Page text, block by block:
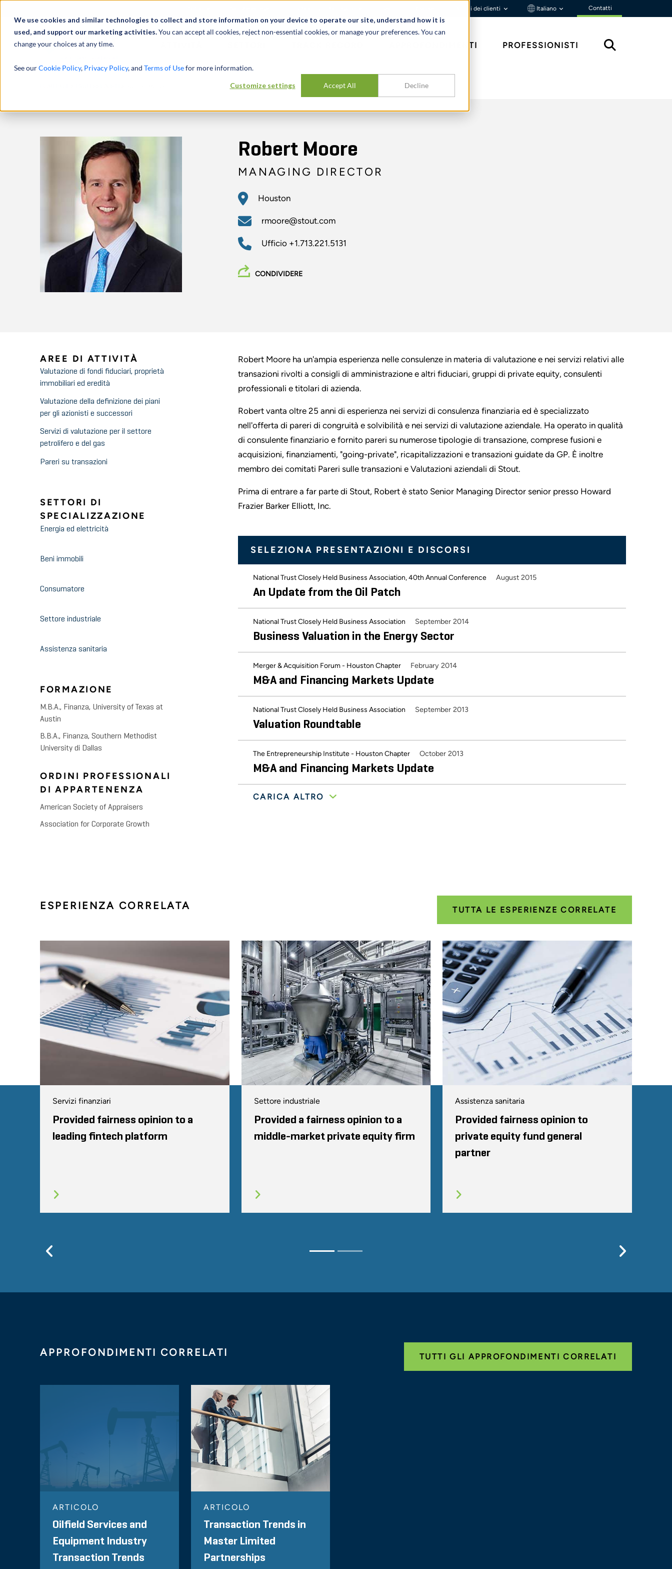
We use cookies and similar technologies to collect and store information on your device to operate our site, understand how it is
used, and support our marketing activities.You can accept all cookies, reject non-essential cookies, or manage your preferences. You can
change your choices at any time.
See ourCookie Policy, Privacy Policy, and Terms of Usefor more information.
Customize settings Accept All Decline
Portali dei clienti Italiano Contatti
APPROFONDIMENTI PROFESSIONISTI
Robert Moore
MANAGING DIRECTOR
Houston
rmoore@stout.com
Ufficio +1.713.221.5131
CONDIVIDERE
Robert Moore ha un'ampia esperienza nelle consulenze in materia di valutazione e nei servizi relativi alle
transazioni rivolti a consigli di amministrazione e altri fiduciari, gruppi di private equity, consulenti
professionali e titolari di azienda.
Robert vanta oltre 25 anni di esperienza nei servizi di consulenza finanziaria ed è specializzato
nell'offerta di pareri di congruità e solvibilità e nei servizi di valutazione aziendale. Ha operato in qualità
di consulente finanziario e fornito pareri su numerose tipologie di transazione, comprese fusioni e
acquisizioni, finanziamenti, "going-private", ricapitalizzazioni e transazioni guidate da GP. È inoltre
membro dei comitati Pareri sulle transazioni e Valutazioni aziendali di Stout.
Prima di entrare a far parte di Stout, Robert è stato Senior Managing Director senior presso Howard
Frazier Barker Elliott, Inc.
SELEZIONA PRESENTAZIONI E DISCORSI
National Trust Closely Held Business Association, 40th Annual Conference August 2015
An Update from the Oil Patch
National Trust Closely Held Business Association September 2014
Business Valuation in the Energy Sector
Merger & Acquisition Forum - Houston Chapter February 2014
M&A and Financing Markets Update
National Trust Closely Held Business Association September 2013
Valuation Roundtable
The Entrepreneurship Institute - Houston Chapter October 2013
M&A and Financing Markets Update
The Entrepreneurship Institute - Houston Chapter
CARICA ALTRO
AREE DI ATTIVITÀ
Valutazione di fondi fiduciari, proprietà
immobiliari ed eredità
Valutazione della definizione dei piani
per gli azionisti e successori
Servizi di valutazione per il settore
petrolifero e del gas
Pareri su transazioni
SETTORI DI
SPECIALIZZAZIONE
Energia ed elettricità
Beni immobili
Consumatore
Settore industriale
Assistenza sanitaria
FORMAZIONE
M.B.A., Finanza, University of Texas at
Austin
B.B.A., Finanza, Southern Methodist
University di Dallas
ORDINI PROFESSIONALI
DI APPARTENENZA
American Society of Appraisers
Association for Corporate Growth
ESPERIENZA CORRELATA TUTTA LE ESPERIENZE CORRELATE
Servizi finanziari
Provided fairness opinion to a
leading fintech platform
Settore industriale
Provided a fairness opinion to a
middle-market private equity firm
Assistenza sanitaria
Provided fairness opinion to
private equity fund general
partner
APPROFONDIMENTI CORRELATI TUTTI GLI APPROFONDIMENTI CORRELATI
ARTICOLO
Oilfield Services and
Equipment Industry
Transaction Trends
ARTICOLO
Transaction Trends in
Master Limited
Partnerships